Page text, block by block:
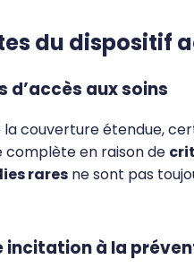
du dispositif
d’accès aux soins
la couverture étendue,
complète en raison de
raresne sont pas
incitation à la